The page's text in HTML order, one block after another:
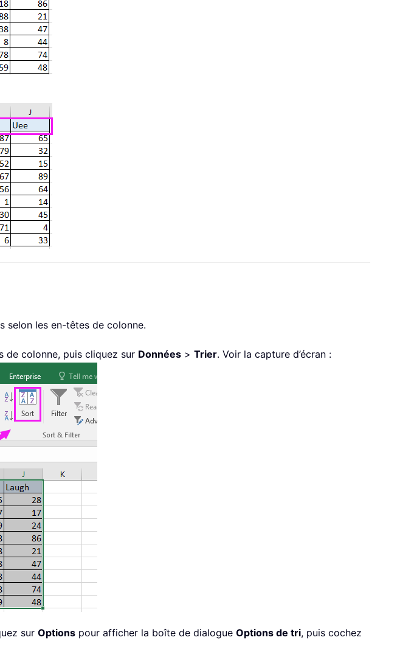
selon les en-têtes de colonne.
de colonne, puis cliquez sur Données > Trier. Voir la capture d’écran :
sur Options pour afficher la boîte de dialogue Options de tri, puis cochez